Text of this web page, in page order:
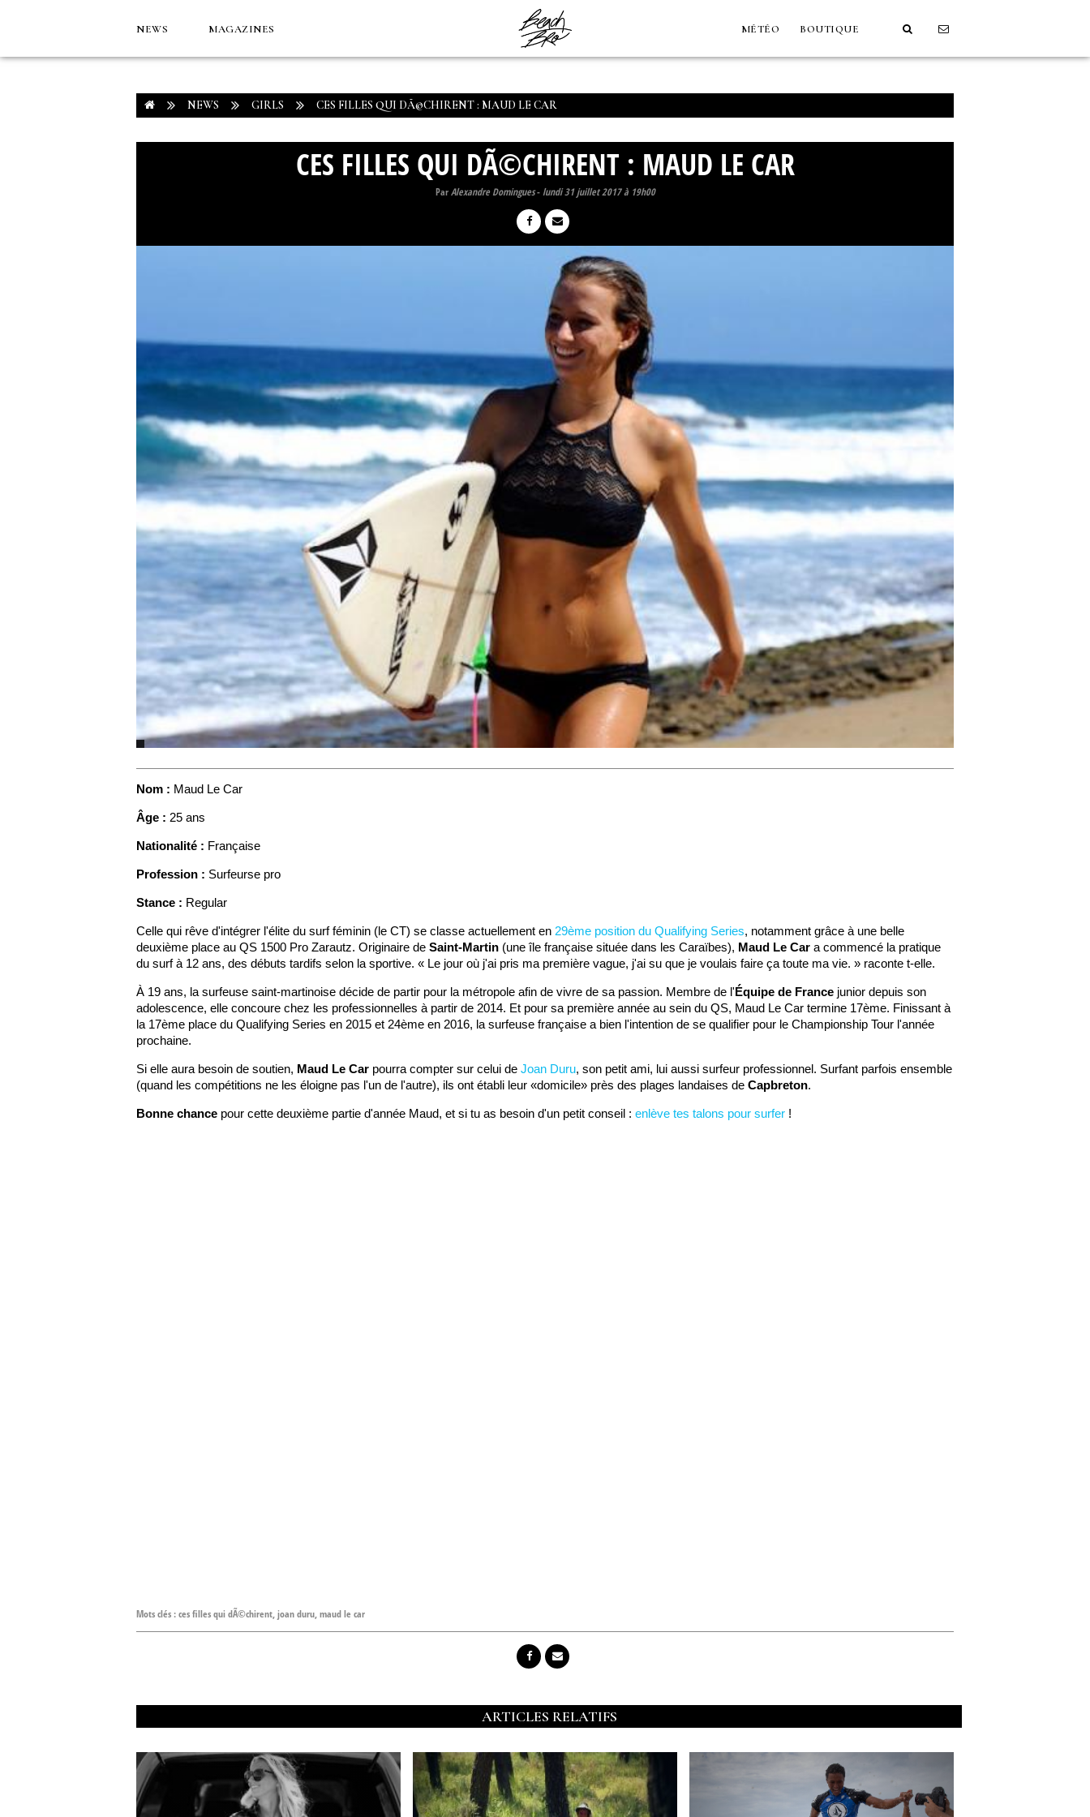
NEWS MAGAZINES MÉTÉO BOUTIQUE
NEWS GIRLS CES FILLES QUI DÃ©CHIRENT : MAUD LE CAR
CES FILLES QUI DÃ©CHIRENT : MAUD LE CAR
ParAlexandre Domingues-lundi 31 juillet 2017 à 19h00
Nom : Maud Le Car
Âge : 25 ans
Nationalité : Française
Profession : Surfeurse pro
Stance : Regular
Celle qui rêve d'intégrer l'élite du surf féminin (le CT) se classe actuellement en 29ème position du Qualifying Series, notamment grâce à une belle
deuxième place au QS 1500 Pro Zarautz. Originaire de Saint-Martin (une île française située dans les Caraïbes), Maud Le Car a commencé la pratique
du surf à 12 ans, des débuts tardifs selon la sportive. « Le jour où j'ai pris ma première vague, j'ai su que je voulais faire ça toute ma vie. » raconte t-elle.
À 19 ans, la surfeuse saint-martinoise décide de partir pour la métropole afin de vivre de sa passion. Membre de l'Équipe de France junior depuis son
adolescence, elle concoure chez les professionnelles à partir de 2014. Et pour sa première année au sein du QS, Maud Le Car termine 17ème. Finissant à
la 17ème place du Qualifying Series en 2015 et 24ème en 2016, la surfeuse française a bien l'intention de se qualifier pour le Championship Tour l'année
prochaine.
Si elle aura besoin de soutien, Maud Le Car pourra compter sur celui de Joan Duru, son petit ami, lui aussi surfeur professionnel. Surfant parfois ensemble
(quand les compétitions ne les éloigne pas l'un de l'autre), ils ont établi leur «domicile» près des plages landaises de Capbreton.
Bonne chance pour cette deuxième partie d'année Maud, et si tu as besoin d'un petit conseil : enlève tes talons pour surfer !
Mots clés :ces filles qui dÃ©chirent,joan duru,maud le car
ARTICLES RELATIFS